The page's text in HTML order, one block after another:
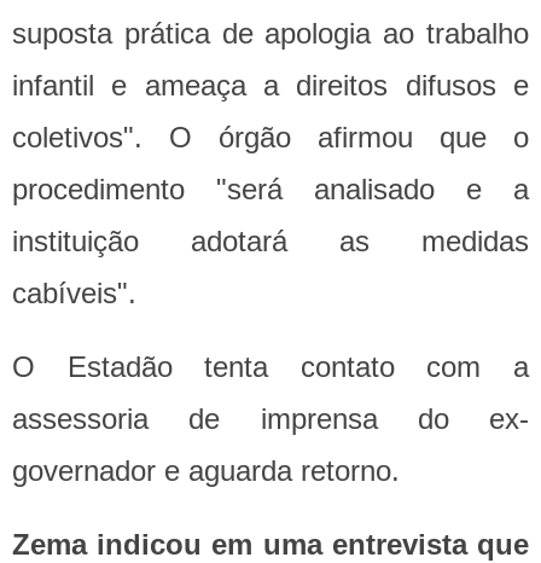
suposta prática de apologia ao trabalho
infantil e ameaça a direitos difusos e
coletivos". O órgão afirmou que o
procedimento "será analisado e a
instituição adotará as medidas
cabíveis".
O Estadão tenta contato com a
assessoria de imprensa do ex-
governador e aguarda retorno.
Zema indicou em uma entrevista que